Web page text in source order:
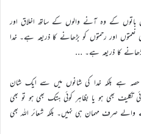
باتوں کے وہ آنے والوں کے ساتھ اخلاق اور
اور رحمتوں کو بڑھانے کا ذریعہ ہے۔ خدا
کا ذریعہ ہے۔ …
حصہ ہے بلکہ خدا کی شانوں میں سے ایک شان
بھی ہو یا بظاہر کوئی ہتک بھی ہو تو بھی
والے صرف مہمان ہی نہیں۔ بلکہ شعائر اللہ بھی